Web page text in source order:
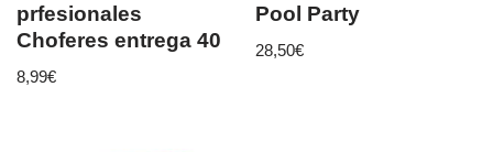
prfesionales
Choferes entrega 40
8,99€
Pool Party
28,50€